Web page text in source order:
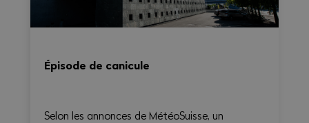
Épisode de canicule
Selon les annonces de MétéoSuisse, un